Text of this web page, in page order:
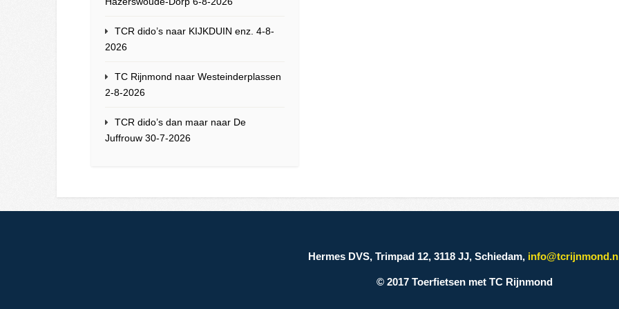
TCR dido’s naar KIJKDUIN enz. 4-8-
2026
TC Rijnmond naar Westeinderplassen
2-8-2026
TCR dido’s dan maar naar De
Juffrouw 30-7-2026
Hermes DVS, Trimpad 12, 3118 JJ, Schiedam,
© 2017 Toerfietsen met TC Rijnmond